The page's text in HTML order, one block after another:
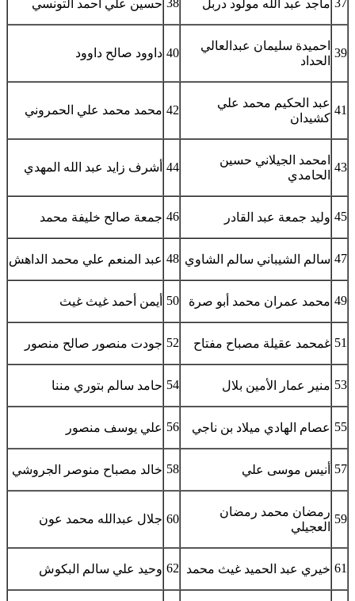
37 ماجد عبد الله مولود دربل 38 حسين علي أحمد التونسي
39
احميدة سليمان عبدالعالي
الحداد
40 داوود صالح داوود
41
عبد الحكيم محمد علي
كشيدان
42 محمد محمد علي الحمروني
43
امحمد الجيلاني حسين
الحامدي
44 أشرف زايد عبد الله المهدي
45 وليد جمعة عبد القادر 46 جمعة صالح خليفة محمد
47 سالم الشيباني سالم الشاوي 48 عبد المنعم علي محمد الداهش
49 محمد عمران محمد أبو صرة 50 أيمن أحمد غيث غيث
51 غمحمد عقيلة مصباح مفتاح 52 جودت منصور صالح منصور
53 منير عمار الأمين بلال 54 حامد سالم بتوري مننا
55 عصام الهادي ميلاد بن ناجي 56 علي يوسف منصور
57 أنيس موسى علي 58 خالد مصباح منوصر الجروشي
59
رمضان محمد رمضان
العجيلي
60 جلال عبدالله محمد عون
61 خيري عبد الحميد غيث محمد 62 وحيد علي سالم البكوش